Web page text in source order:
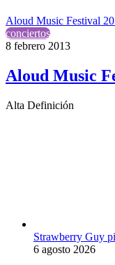
Aloud Music Festival
conciertos
8 febrero 2013
Aloud Music
Alta Definición
Strawberry Guy
6 agosto 2026